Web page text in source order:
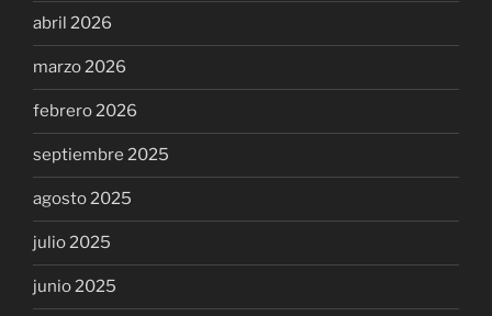
abril 2026
marzo 2026
febrero 2026
septiembre 2025
agosto 2025
julio 2025
junio 2025